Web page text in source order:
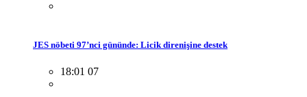
JES nöbeti 97’nci gününde: Licik direnişine destek
18:01 07